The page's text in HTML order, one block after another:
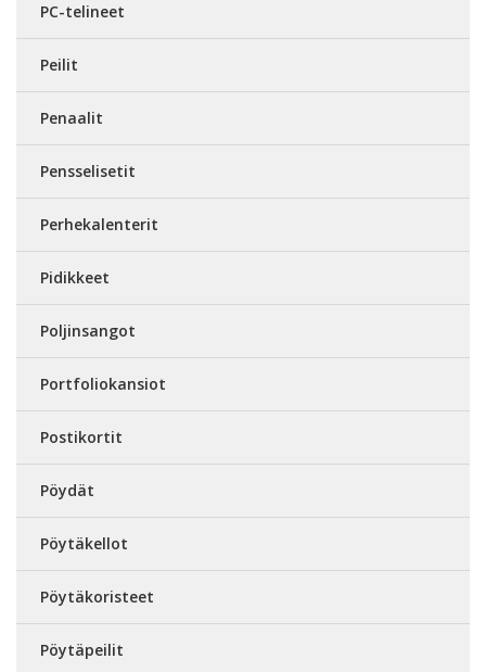
PC-telineet
Peilit
Penaalit
Pensselisetit
Perhekalenterit
Pidikkeet
Poljinsangot
Portfoliokansiot
Postikortit
Pöydät
Pöytäkellot
Pöytäkoristeet
Pöytäpeilit